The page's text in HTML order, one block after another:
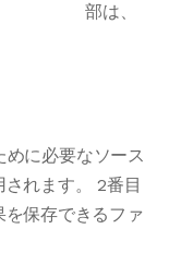
部は、
に必要なソース
れます。 2番目
保存できるファ